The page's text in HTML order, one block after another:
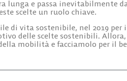
lunga e passa inevitabilmente
scelte un ruolo chiave.
di vita sostenibile, nel 2019
delle scelte sostenibili.
mobilità e facciamolo per il